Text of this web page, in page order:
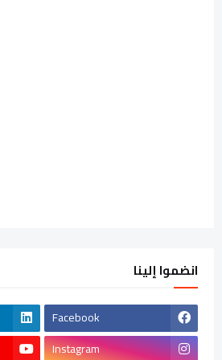
انضموا إلينا
Facebook
Instagram